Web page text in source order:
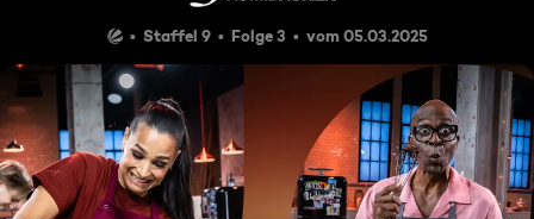
Staffel 9 Folge 3 vom 05.03.2025